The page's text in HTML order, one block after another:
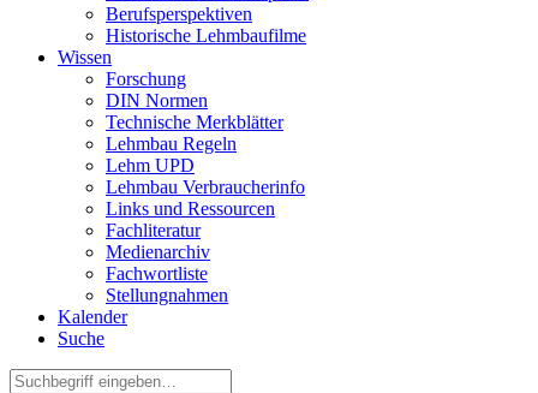
Berufsperspektiven
Historische Lehmbaufilme
Wissen
Forschung
DIN Normen
Technische Merkblätter
Lehmbau Regeln
Lehm UPD
Lehmbau Verbraucherinfo
Links und Ressourcen
Fachliteratur
Medienarchiv
Fachwortliste
Stellungnahmen
Kalender
Suche